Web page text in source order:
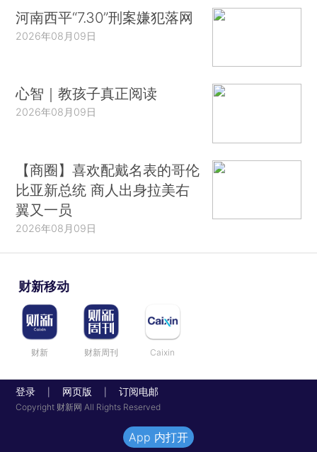
河南西平“7.30”刑案嫌犯落网
2026年08月09日
心智｜教孩子真正阅读
2026年08月09日
【商圈】喜欢配戴名表的哥伦
比亚新总统 商人出身拉美右
翼又一员
2026年08月09日
财新移动
财新 财新周刊 Caixin
登录 网页版 订阅电邮
Copyright 财新网 All Rights Reserved
App 内打开